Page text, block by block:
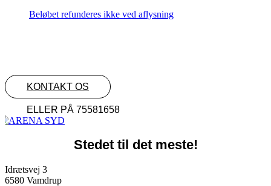
Beløbet refunderes ikke ved aflysning
KONTAKT OS
ELLER PÅ 75581658
Stedet til det meste!
Idrætsvej 3
6580 Vamdrup